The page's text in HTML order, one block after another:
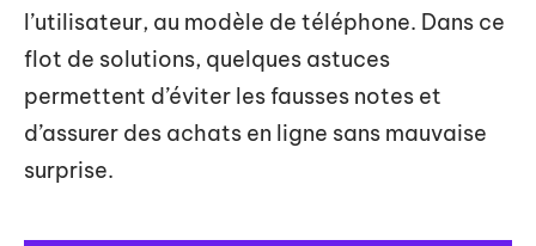
l’utilisateur, au modèle de téléphone. Dans ce
flot de solutions, quelques astuces
permettent d’éviter les fausses notes et
d’assurer des achats en ligne sans mauvaise
surprise.